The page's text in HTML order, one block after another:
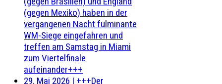
(gegen Mexiko) haben in der
vergangenen Nacht fulminante
WM-Siege eingefahren und
treffen am Samstag in Miami
zum Viertelfinale
aufeinander+++
29. Mai 2026 | +++Der